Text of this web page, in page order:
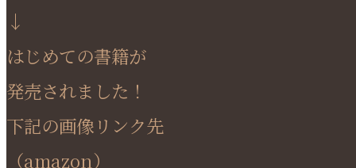
↓
はじめての書籍が
発売されました！
下記の画像リンク先
（amazon）